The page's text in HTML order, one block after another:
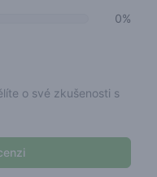
0%
o své zkušenosti s